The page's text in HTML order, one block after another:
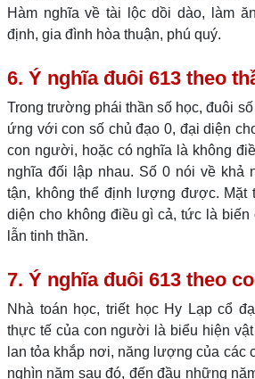
Hàm nghĩa về tài lộc dồi dào, làm
định, gia đình hòa thuận, phú quý.
6. Ý nghĩa đuôi 613 theo
Trong trường phái thần số học, đuôi
ứng với con số chủ đạo 0, đại diện
con người, hoặc có nghĩa là không
nghĩa đối lập nhau. Số 0 nói về khả
tận, không thể định lượng được. Mặt
diện cho không điều gì cả, tức là biến
lẫn tinh thần.
7. Ý nghĩa đuôi 613 theo
Nhà toán học, triết học Hy Lạp cổ
thực tế của con người là biểu hiện
lan tỏa khắp nơi, năng lượng của các
nghìn năm sau đó, đến đầu những